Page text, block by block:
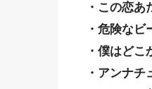
・この恋
・危険な
・僕はどこ
・アンナチ